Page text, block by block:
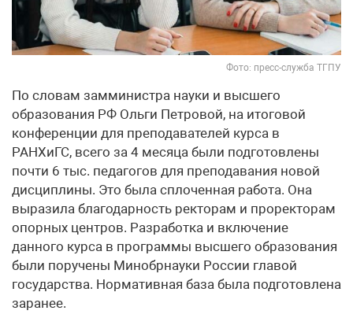
Фото: пресс-служба ТГПУ
По словам замминистра науки и высшего
образования РФ Ольги Петровой, на итоговой
конференции для преподавателей курса в
РАНХиГС, всего за 4 месяца были подготовлены
почти 6 тыс. педагогов для преподавания новой
дисциплины. Это была сплоченная работа. Она
выразила благодарность ректорам и проректорам
опорных центров. Разработка и включение
данного курса в программы высшего образования
были поручены Минобрнауки России главой
государства. Нормативная база была подготовлена
заранее.